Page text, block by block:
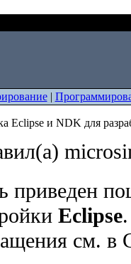
|
Eclipse и NDK для
приведен
Eclipse
см. в